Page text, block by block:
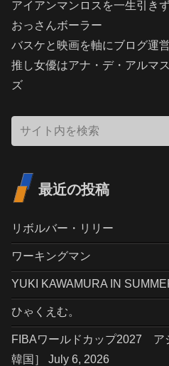
アイアンマンロスを一生引き
おっさんボーラー
バスケと映画を軸にブログ運営
推し女優はアナ・デ・アルマ
ズ
最近の投稿
リボルバー・リリー
ワーキングマン
YUKI KAWAMURA IN
ひゃくえむ。
FIBAワールドカップ2027
韓国］ July 6, 2026